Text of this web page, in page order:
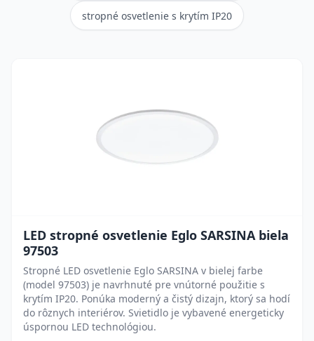
stropné osvetlenie s krytím IP20
LED stropné osvetlenie Eglo SARSINA biela
97503
Stropné LED osvetlenie Eglo SARSINA v bielej farbe
(model 97503) je navrhnuté pre vnútorné použitie s
krytím IP20. Ponúka moderný a čistý dizajn, ktorý sa hodí
do rôznych interiérov. Svietidlo je vybavené energeticky
úspornou LED technológiou.